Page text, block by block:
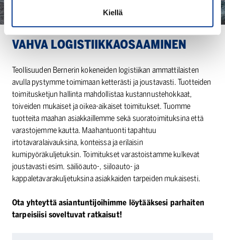
Kiellä
VAHVA LOGISTIIKKAO­SAA­MINEN
Teollisuuden Bernerin kokeneiden logistiikan ammattilaisten
avulla pystymme toimimaan ketterästi ja joustavasti. Tuotteiden
toimitusketjun hallinta mahdollistaa kustannustehokkaat,
toiveiden mukaiset ja oikea-aikaiset toimitukset. Tuomme
tuotteita maahan asiakkaillemme sekä suoratoimituksina että
varastojemme kautta. Maahantuonti tapahtuu
irtotavaralaivauksina, konteissa ja erilaisin
kumipyöräkuljetuksin. Toimitukset varastoistamme kulkevat
joustavasti esim. säiliöauto-, siiloauto- ja
kappaletavarakuljetuksina asiakkaiden tarpeiden mukaisesti.
Ota yhteyttä asiantuntijoihimme löytääksesi parhaiten
tarpeisiisi soveltuvat ratkaisut!